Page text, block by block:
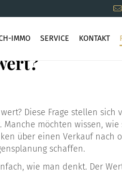
IMMO SERVICE KONTAKT
Diese Frage stellen sich
möchten wissen,
über einen Verkauf nach
schaffen.
wie man denkt. Der